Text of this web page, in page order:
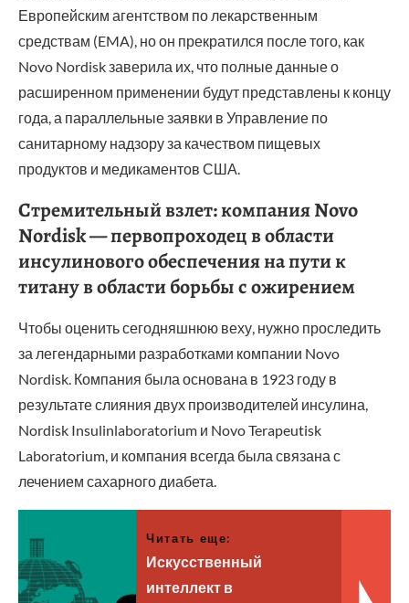
Европейским агентством по лекарственным
средствам (EMA), но он прекратился после того, как
Novo Nordisk заверила их, что полные данные о
расширенном применении будут представлены к концу
года, а параллельные заявки в Управление по
санитарному надзору за качеством пищевых
продуктов и медикаментов США.
Стремительный взлет: компания Novo
Nordisk — первопроходец в области
инсулинового обеспечения на пути к
титану в области борьбы с ожирением
Чтобы оценить сегодняшнюю веху, нужно проследить
за легендарными разработками компании Novo
Nordisk. Компания была основана в 1923 году в
результате слияния двух производителей инсулина,
Nordisk Insulinlaboratorium и Novo Terapeutisk
Laboratorium, и компания всегда была связана с
лечением сахарного диабета.
Читать еще:
Искусственный
интеллект в